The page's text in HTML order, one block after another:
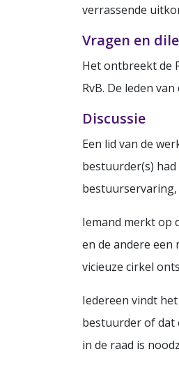
verrassende
Vragen en
Het ontbreekt de
RvB. De leden
Discussie
Een lid van de
bestuurder(s)
Iemand merkt op
en de andere een
vicieuze cirkel
Iedereen vindt
bestuurder of dat
in de raad is